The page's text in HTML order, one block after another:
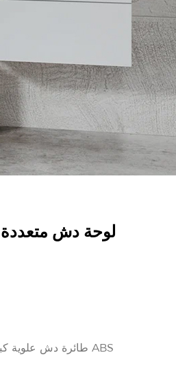
1 طائرة دش علوية كبيرة، 2 طائرة كبيرة، سماعة رأس للاستحمام من الكروم ABS